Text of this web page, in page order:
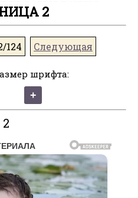
2
124 Следующая
шрифта:
2